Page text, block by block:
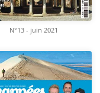
N°13 - juin 2021